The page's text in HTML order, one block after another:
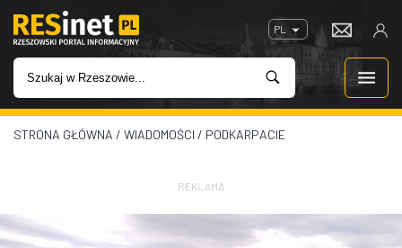
PL
WIADOMOŚCI
IMPREZY
STRONA GŁÓWNA / WIADOMOŚCI / PODKARPACIE
REKLAMA